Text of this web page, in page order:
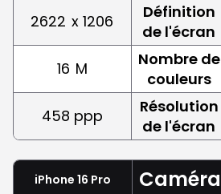
2622 x 1206
Définition
de l'écran
16 M
Nombre de
couleurs
458 ppp
Résolution
de l'écran
iPhone 16 Pro Caméra